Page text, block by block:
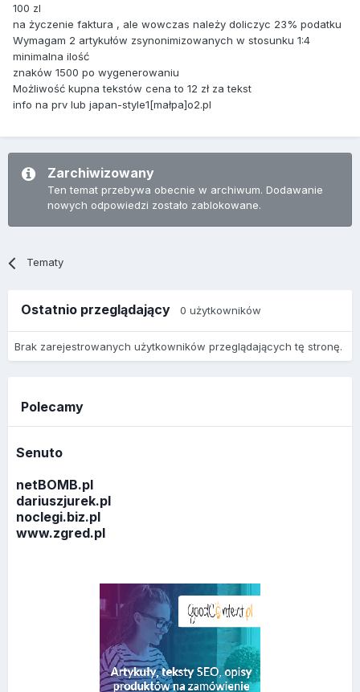
100 zl
na życzenie faktura , ale wowczas należy doliczyc 23% podatku
Wymagam 2 artykułów zsynonimizowanych w stosunku 1:4
minimalna ilość
znaków 1500 po wygenerowaniu
Możliwość kupna tekstów cena to 12 zł za tekst
info na prv lub japan-style1[małpa]o2.pl
Zarchiwizowany
Ten temat przebywa obecnie w archiwum. Dodawanie
nowych odpowiedzi zostało zablokowane.
Tematy
Ostatnio przeglądający 0 użytkowników
Brak zarejestrowanych użytkowników przeglądających tę stronę.
Polecamy
Senuto
netBOMB.pl
dariuszjurek.pl
noclegi.biz.pl
www.zgred.pl